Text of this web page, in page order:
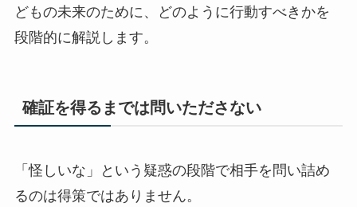
どもの未来のために、どのように行動すべきかを
段階的に解説します。
確証を得るまでは問いたださない
「怪しいな」という疑惑の段階で相手を問い詰め
るのは得策ではありません。